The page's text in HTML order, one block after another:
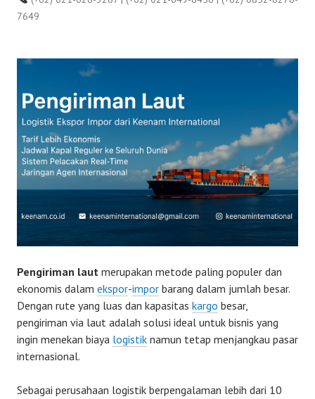
7649
Pengiriman laut merupakan metode paling populer dan
ekonomis dalam ekspor-impor barang dalam jumlah besar.
Dengan rute yang luas dan kapasitas kargo besar,
pengiriman via laut adalah solusi ideal untuk bisnis yang
ingin menekan biaya logistik namun tetap menjangkau pasar
internasional.
Sebagai perusahaan logistik berpengalaman lebih dari 10